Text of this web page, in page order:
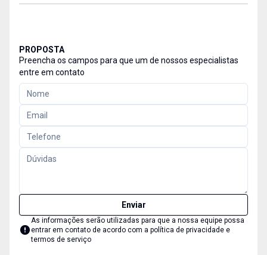
PROPOSTA
Preencha os campos para que um de nossos especialistas
entre em contato
Enviar
As informações serão utilizadas para que a nossa equipe possa
entrar em contato de acordo com a política de privacidade e
termos de serviço